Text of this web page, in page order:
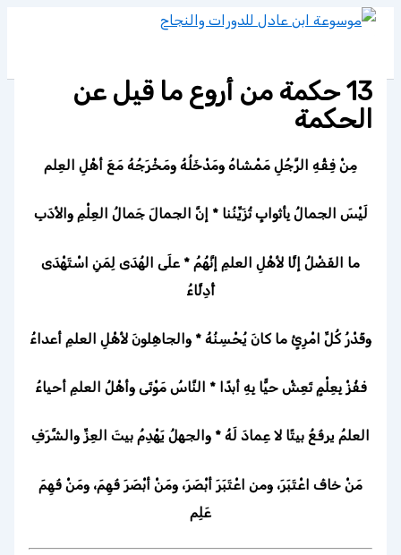
تخطي
المحتوى
13 حكمة من أروع ما قيل عن
الحكمة
مِنْ فِقْهِ الرَّجُلِ مَمْشاهُ ومَدْخَلُهُ ومَخْرَجُهُ مَعَ أهْلِ العِلم
لَيْسَ الجمالُ بِأثوابٍ تُزَيِّنُنا * إنَّ الجمالَ جَمالُ العِلْمِ والأدَبِ
ما الفَضْلُ إلَّا لأهْلِ العلمِ إنَّهُمُ * علَى الهُدَى لِمَنِ اسْتَهْدَى
أَدِلَّاءُ
وقَدْرُ كُلِّ امْرِئٍ ما كانَ يُحْسِنُهُ * والجاهِلونَ لأهْلِ العلمِ أعداءُ
ففُزْ بِعِلْمٍ تَعِشْ حيًّا بِهِ أبدًا * النَّاسُ مَوْتَى وأهْلُ العلمِ أحياءُ
العلمُ يرفَعُ بيتًا لا عِمادَ لَهُ * والجهلُ يَهْدِمُ بيتَ العِزِّ والشَّرَفِ
مَنْ خافَ اعْتَبَرَ، ومن اعْتَبَرَ أبْصَرَ، ومَنْ أبْصَرَ فَهِمَ، ومَنْ فَهِمَ
عَلِم